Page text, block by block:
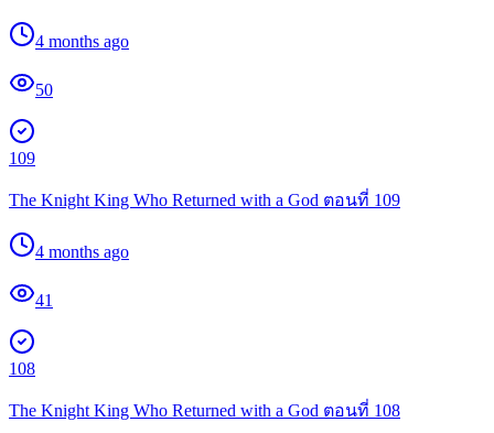
4 months ago
50
109
The Knight King Who Returned with a God ตอนที่ 109
4 months ago
41
108
The Knight King Who Returned with a God ตอนที่ 108